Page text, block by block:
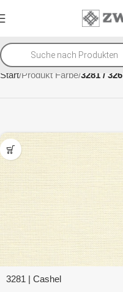
Start Produkt Farbe 3281 / 326
3281 | Cashel